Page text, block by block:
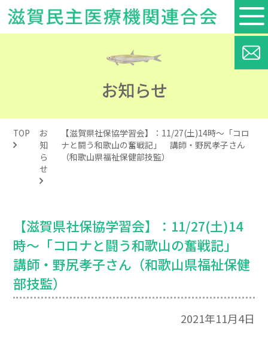
お知らせ
TOP
お
知
ら
せ
【滋賀県社保協学習会】：11/27(土)14時～「コロ
ナと闘う和歌山の奮戦記」 講師・野尻孝子さん
（和歌山県福祉保健部技監）
【滋賀県社保協学習会】：11/27(土)14
時～「コロナと闘う和歌山の奮戦記」
講師・野尻孝子さん（和歌山県福祉保健
部技監）
2021年11月4日